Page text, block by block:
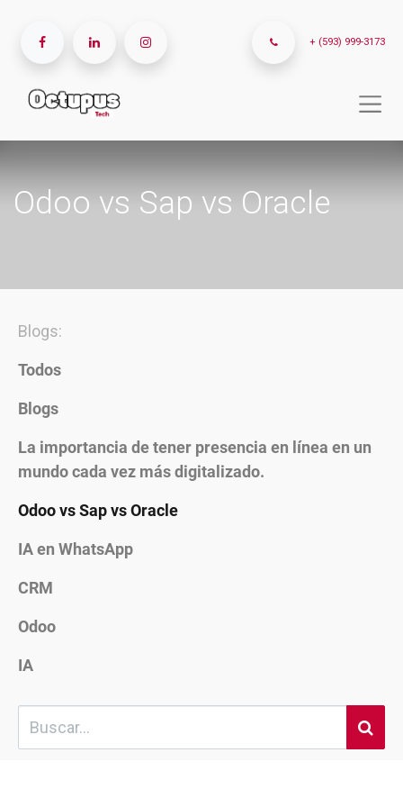
+ (593) 999-3173
Odoo vs Sap vs Oracle
Blogs:
Todos
Blogs
La importancia de tener presencia en línea en un
mundo cada vez más digitalizado.
Odoo vs Sap vs Oracle
IA en WhatsApp
CRM
Odoo
IA